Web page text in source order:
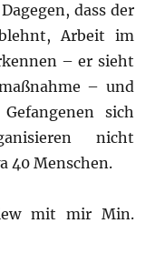
dass der
Arbeit im
– er sieht
– und
sich
nicht
40 Menschen.
mit mir Min.